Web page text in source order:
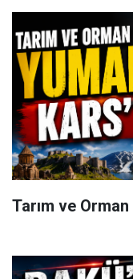
Tarım ve